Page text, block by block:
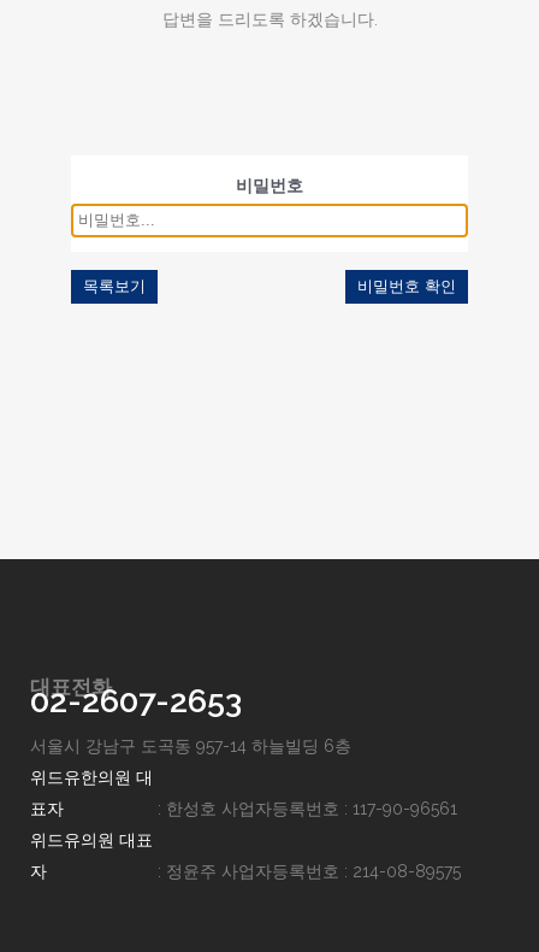
답변을 드리도록 하겠습니다.
비밀번호
목록보기 비밀번호 확인
대표전화
02-2607-2653
서울시 강남구 도곡동 957-14 하늘빌딩 6층
위드유한의원 대
표자
: 한성호 사업자등록번호 : 117-90-96561
위드유의원 대표
자
: 정윤주 사업자등록번호 : 214-08-89575